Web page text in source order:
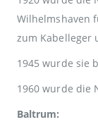
Wilhelmshaven
zum Kabelleger
1945 wurde sie
1960 wurde die
Baltrum: